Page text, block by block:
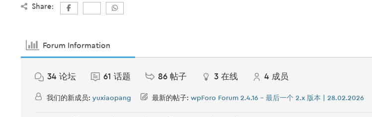
Share:
Forum Information
34 论坛 61 话题 86 帖子 3 在线 4 成员
我们的新成员: yuxiaopang 最新的帖子: wpForo Forum 2.4.16 – 最后一个 2.x 版本 | 28.02.2026